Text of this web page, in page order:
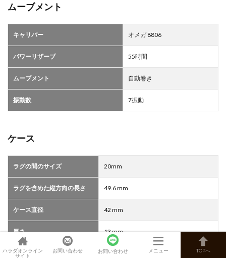
ムーブメント
キャリバー オメガ 8806
パワーリザーブ 55時間
ムーブメント 自動巻き
振動数 7振動
ケース
ラグの間のサイズ 20mm
ラグを含めた縦方向の長さ 49.6 m m
ケース直径 42 m m
厚さ 13 m m
ケース チタン
ハラダオンライン
サイト
お問い合わせ お問い合わせ メニュー TOPへ